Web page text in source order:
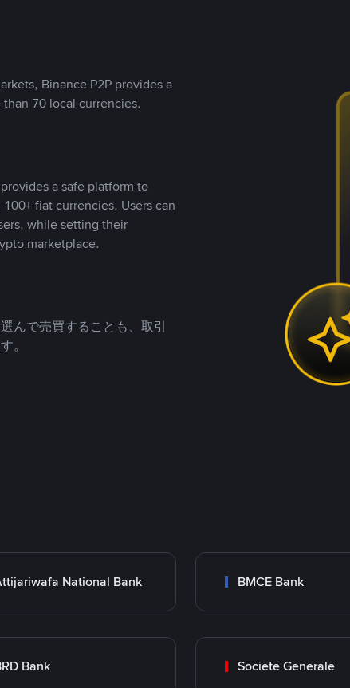
Binance P2P provides a
70 local currencies.
a safe platform to
fiat currencies. Users can
while setting their
marketplace.
んで売買することも、取引
。
National Bank BMCE Bank
Bank Societe Generale